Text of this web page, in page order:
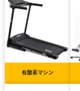
有酸素マシン